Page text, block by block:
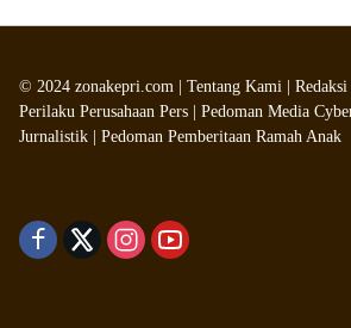
© 2024 zonakepri.com | Tentang Kami Redaksi
Perilaku Perusahaan Pers
Pedoman Media
Jurnalistik
Pedoman Pemberitaan Ramah Anak